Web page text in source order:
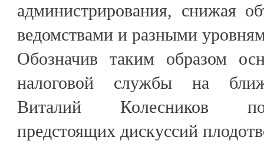
администрирования, снижая
ведомствами и разными
Обозначив таким образом
налоговой службы на
Виталий Колесников
предстоящих дискуссий